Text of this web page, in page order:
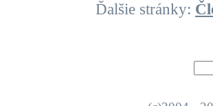
Ďalšie stránky: